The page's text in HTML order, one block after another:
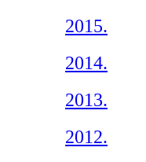
2015.
2014.
2013.
2012.